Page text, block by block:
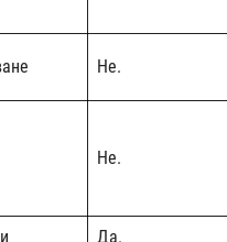
Не.
Не.
Да.